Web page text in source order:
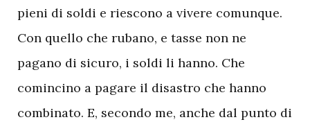
pieni di soldi e riescono a vivere comunque.
Con quello che rubano, e tasse non ne
pagano di sicuro, i soldi li hanno. Che
comincino a pagare il disastro che hanno
combinato. E, secondo me, anche dal punto di